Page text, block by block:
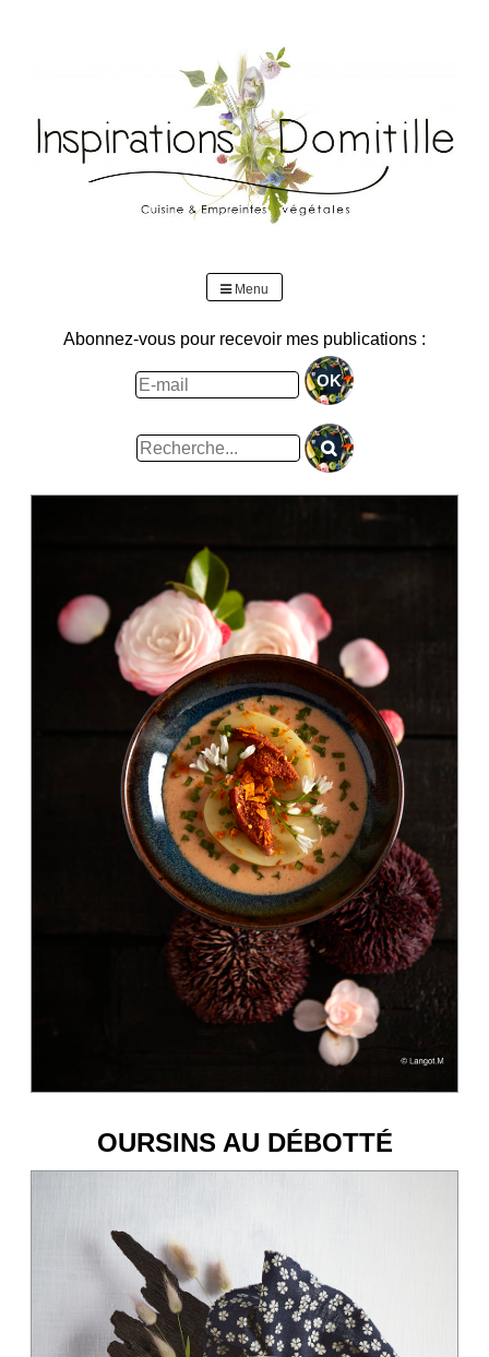
Skip
to
content
Menu
Abonnez-vous pour recevoir mes publications :
Rechercher
:
OURSINS AU DÉBOTTÉ